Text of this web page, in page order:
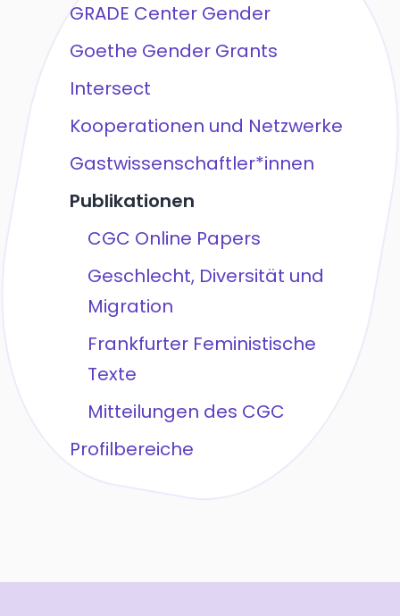
GRADE Center Gender
Goethe Gender Grants
Intersect
Kooperationen und Netzwerke
Gastwissenschaftler*innen
Publikationen
CGC Online Papers
Geschlecht, Diversität und
Migration
Frankfurter Feministische
Texte
Mitteilungen des CGC
Profilbereiche